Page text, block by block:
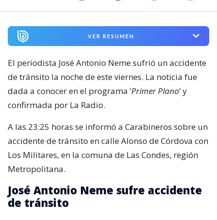
VER RESUMEN
El periodista José Antonio Neme sufrió un accidente
de tránsito la noche de este viernes. La noticia fue
dada a conocer en el programa ‘Primer Plano‘ y
confirmada por La Radio.
A las 23:25 horas se informó a Carabineros sobre un
accidente de tránsito en calle Alonso de Córdova con
Los Militares, en la comuna de Las Condes, región
Metropolitana.
José Antonio Neme sufre accidente
de tránsito